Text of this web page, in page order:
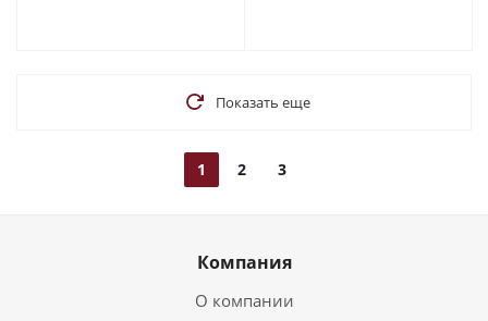
Показать еще
1 2 3
Компания
О компании